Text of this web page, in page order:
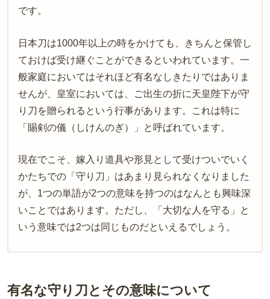
です。
日本刀は1000年以上の時をかけても、きちんと保管し
ておけば受け継ぐことができるといわれています。一
般家庭においてはそれほど有名なしきたりではありま
せんが、皇室においては、ご出生の折に天皇陛下が守
り刀を贈られるという行事があります。これは特に
「賜剣の儀（しけんのぎ）」と呼ばれています。
現在でこそ、嫁入り道具や形見として受けついでいく
かたちでの「守り刀」はあまり見られなくなりました
が、1つの単語が2つの意味を持つのはなんとも興味深
いことではあります。ただし、「大切な人を守る」と
いう意味では2つは同じものだといえるでしょう。
有名な守り刀とその意味について